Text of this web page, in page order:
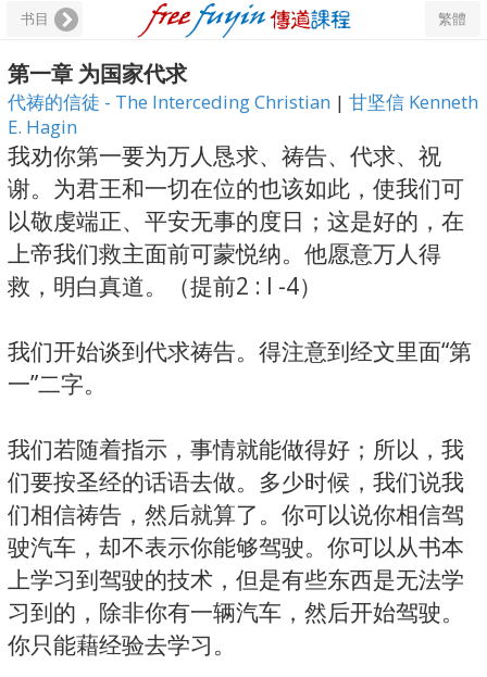
书目 繁體
第一章 为国家代求
代祷的信徒 - The Interceding Christian | 甘坚信 Kenneth
E. Hagin
我劝你第一要为万人恳求、祷告、代求、祝
谢。为君王和一切在位的也该如此，使我们可
以敬虔端正、平安无事的度日；这是好的，在
上帝我们救主面前可蒙悦纳。他愿意万人得
救，明白真道。（提前2 : l -4）
我们开始谈到代求祷告。得注意到经文里面“第
一”二字。
我们若随着指示，事情就能做得好；所以，我
们要按圣经的话语去做。多少时候，我们说我
们相信祷告，然后就算了。你可以说你相信驾
驶汽车，却不表示你能够驾驶。你可以从书本
上学习到驾驶的技术，但是有些东西是无法学
习到的，除非你有一辆汽车，然后开始驾驶。
你只能藉经验去学习。